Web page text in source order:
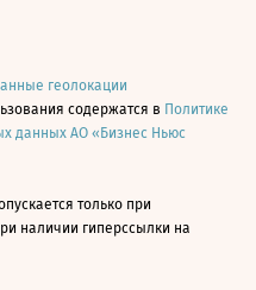
геолокации
содержатся в Политике
данных АО «Бизнес Ньюс
только при
наличии гиперссылки на